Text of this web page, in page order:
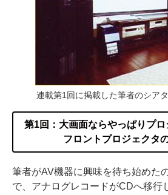
連載第1回に掲載した筆者のシア
第1回：大画面ならやっぱりプ
フロントプロジェクタ
筆者がAV機器に興味を待ち始めた
で、アナログレコードがCDへ移行